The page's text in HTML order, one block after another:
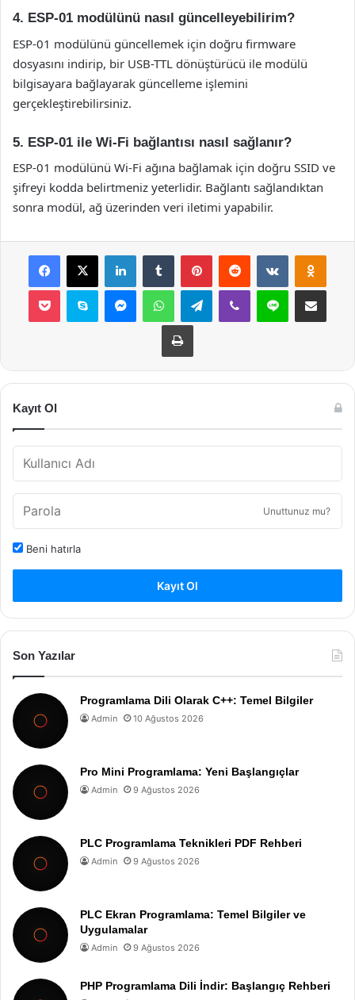
4. ESP-01 modülünü nasıl güncelleyebilirim?
ESP-01 modülünü güncellemek için doğru firmware
dosyasını indirip, bir USB-TTL dönüştürücü ile modülü
bilgisayara bağlayarak güncelleme işlemini
gerçekleştirebilirsiniz.
5. ESP-01 ile Wi-Fi bağlantısı nasıl sağlanır?
ESP-01 modülünü Wi-Fi ağına bağlamak için doğru SSID ve
şifreyi kodda belirtmeniz yeterlidir. Bağlantı sağlandıktan
sonra modül, ağ üzerinden veri iletimi yapabilir.
Facebook
X LinkedInTumblr PinterestReddit VKontakte
Pocket Skype MessengerWhatsAppTelegramViber Line E-Posta ile
Yazdır
Kayıt Ol
Unuttunuz mu?
Beni hatırla
Kayıt Ol
Son Yazılar
Programlama Dili Olarak C++: Temel Bilgiler
Admin 10 Ağustos 2026
Pro Mini Programlama: Yeni Başlangıçlar
Admin 9 Ağustos 2026
PLC Programlama Teknikleri PDF Rehberi
Admin 9 Ağustos 2026
PLC Ekran Programlama: Temel Bilgiler ve
Uygulamalar
Admin 9 Ağustos 2026
PHP Programlama Dili İndir: Başlangıç Rehberi